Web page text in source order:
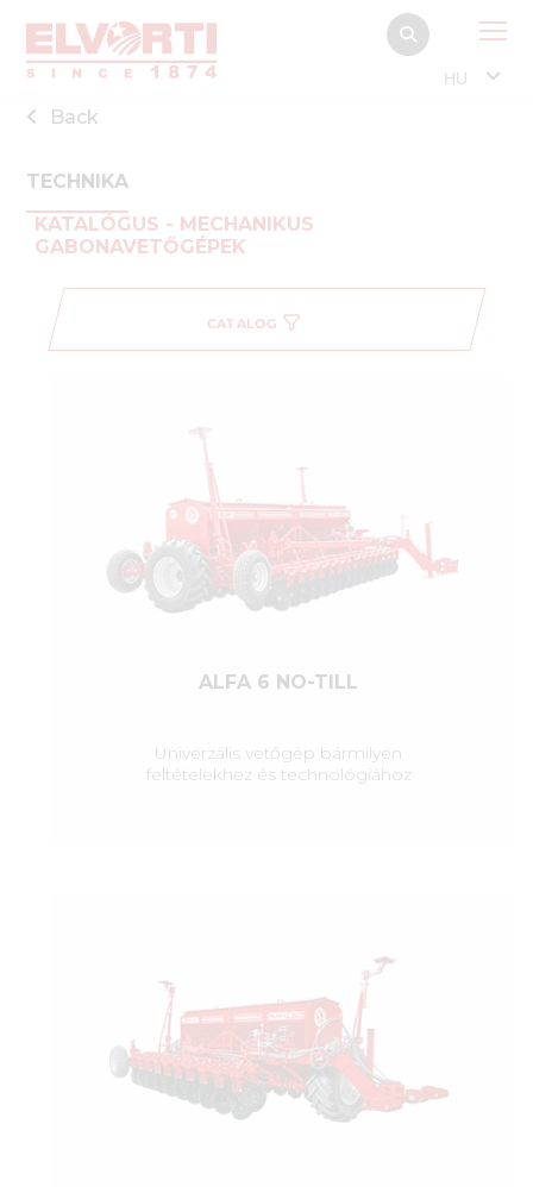
HU
Back
TECHNIKA
KATALÓGUS - MECHANIKUS
GABONAVETŐGÉPEK
CATALOG
ALFA 6 NO-TILL
Univerzális vetőgép bármilyen
feltételekhez és technológiához